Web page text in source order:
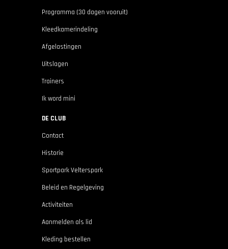
Programma (30 dagen vooruit)
Kleedkamerindeling
Afgelastingen
Uitslagen
Trainers
Ik word mini
DE CLUB
Contact
Historie
Sportpark Velterspark
Beleid en Regelgeving
Activiteiten
Aanmelden als lid
Kleding bestellen